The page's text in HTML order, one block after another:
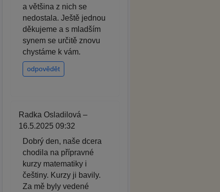
a většina z nich se
nedostala. Ještě jednou
děkujeme a s mladším
synem se určitě znovu
chystáme k vám.
odpovědět
Radka Osladilová –
16.5.2025 09:32
Dobrý den, naše dcera
chodila na přípravné
kurzy matematiky i
češtiny. Kurzy ji bavily.
Za mě byly vedené